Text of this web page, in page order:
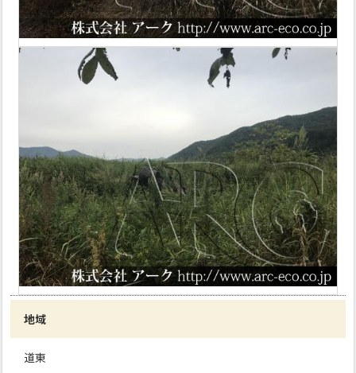
地域
道東